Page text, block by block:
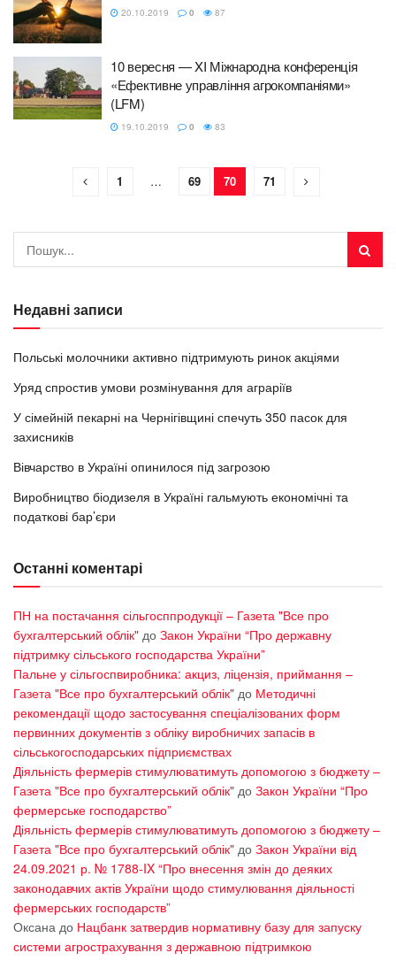
20.10.2019 0 87
10 вересня — XI Міжнародна конференція
«Ефективне управління агрокомпаніями»
(LFM)
19.10.2019 0 83
1 … 69 70 71
Недавні записи
Польські молочники активно підтримують ринок акціями
Уряд спростив умови розмінування для аграріїв
У сімейній пекарні на Чернігівщині спечуть 350 пасок для
захисників
Вівчарство в Україні опинилося під загрозою
Виробництво біодизеля в Україні гальмують економічні та
податкові бар’єри
Останні коментарі
ПН на постачання сільгосппродукції – Газета "Все про
бухгалтерський облік" до Закон України “Про державну
підтримку сільського господарства України”
Пальне у сільгоспвиробника: акциз, ліцензія, приймання –
Газета "Все про бухгалтерський облік" до Методичні
рекомендації щодо застосування спеціалізованих форм
первинних документів з обліку виробничих запасів в
сільськогосподарських підприємствах
Діяльність фермерів стимулюватимуть допомогою з бюджету –
Газета "Все про бухгалтерський облік" до Закон України “Про
фермерське господарство”
Діяльність фермерів стимулюватимуть допомогою з бюджету –
Газета "Все про бухгалтерський облік" до Закон України від
24.09.2021 р. № 1788-IX “Про внесення змін до деяких
законодавчих актів України щодо стимулювання діяльності
фермерських господарств”
Оксана до Нацбанк затвердив нормативну базу для запуску
системи агрострахування з державною підтримкою